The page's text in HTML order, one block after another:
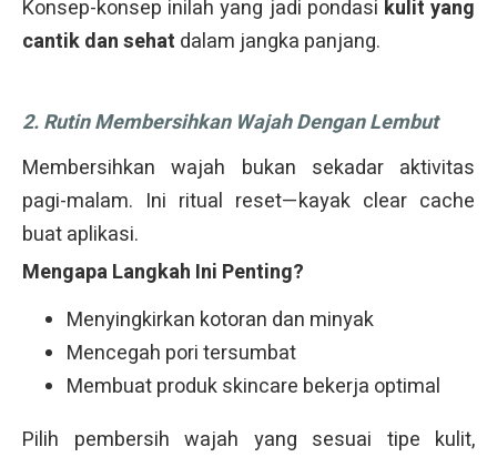
Konsep-konsep inilah yang jadi pondasi kulit yang
cantik dan sehat dalam jangka panjang.
2. Rutin Membersihkan Wajah Dengan Lembut
Membersihkan wajah bukan sekadar aktivitas
pagi-malam. Ini ritual reset—kayak clear cache
buat aplikasi.
Mengapa Langkah Ini Penting?
Menyingkirkan kotoran dan minyak
Mencegah pori tersumbat
Membuat produk skincare bekerja optimal
Pilih pembersih wajah yang sesuai tipe kulit,